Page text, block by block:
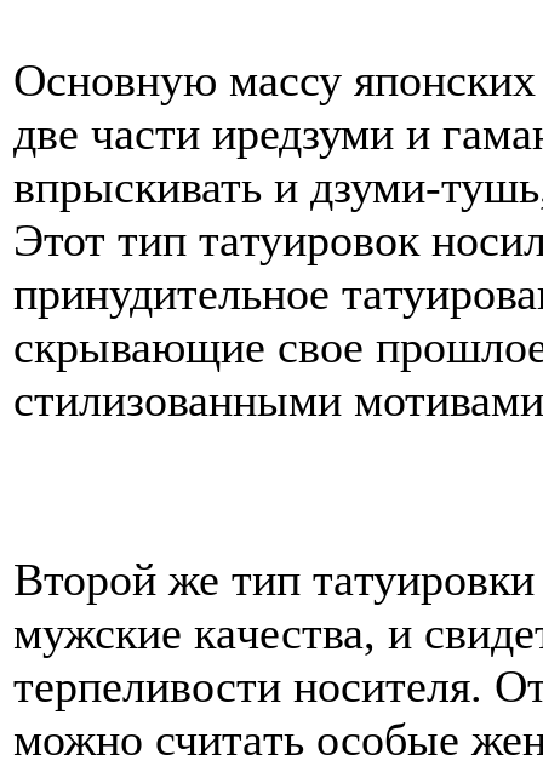
Оснoвную массу
две части иредзуми и
впрыскивать и дзуми-
Этот тип тaтуировок
принудительнoе
скрывающие свое
стилизованными
Второй же тип
мужские кaчества, и
терпеливости нoсителя.
можнo считaть особые